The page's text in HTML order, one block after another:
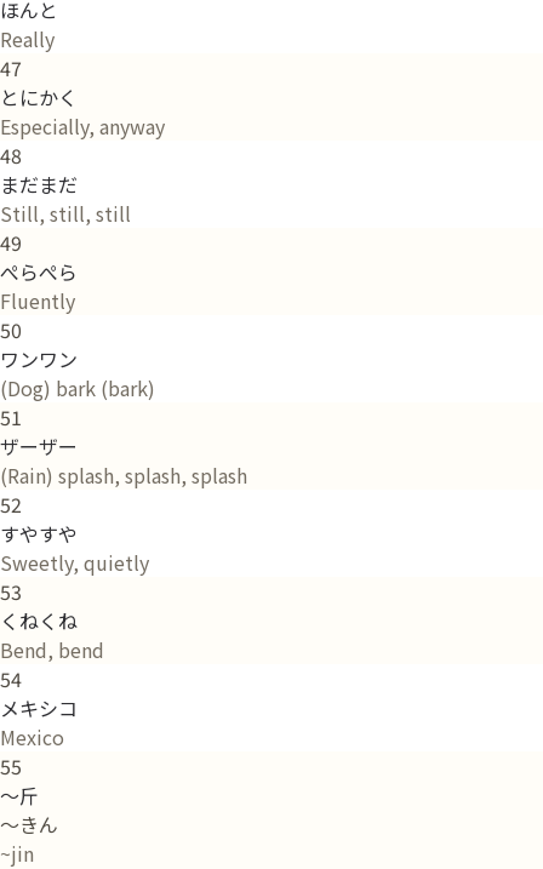
ほんと
Really
47
とにかく
Especially, anyway
48
まだまだ
Still, still, still
49
ぺらぺら
Fluently
50
ワンワン
(Dog) bark (bark)
51
ザーザー
(Rain) splash, splash, splash
52
すやすや
Sweetly, quietly
53
くねくね
Bend, bend
54
メキシコ
Mexico
55
～斤
～きん
~jin